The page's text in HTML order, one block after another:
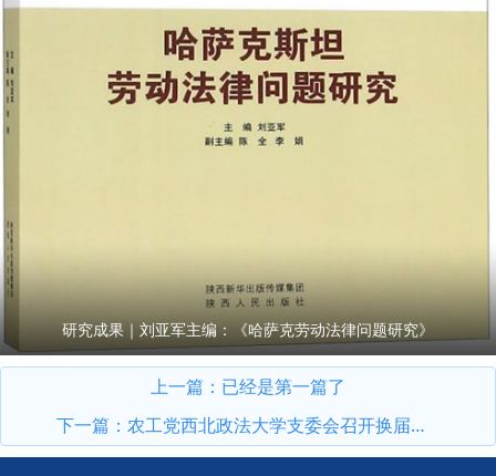
研究成果｜刘亚军主编：《哈萨克劳动法律问题研究》
上一篇：已经是第一篇了
下一篇： 农工党西北政法大学支委会召开换届大会